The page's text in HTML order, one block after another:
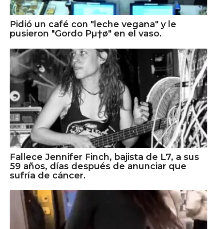
Pidió un café con "leche vegana" y le
pusieron "Gordo Pµ†ø" en el vaso.
Fallece Jennifer Finch, bajista de L7, a sus
59 años, días después de anunciar que
sufría de cáncer.